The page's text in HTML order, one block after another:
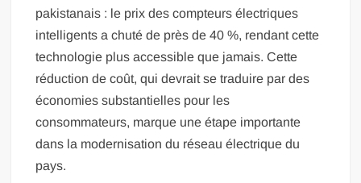
pakistanais : le prix des compteurs électriques
intelligents a chuté de près de 40 %, rendant cette
technologie plus accessible que jamais. Cette
réduction de coût, qui devrait se traduire par des
économies substantielles pour les
consommateurs, marque une étape importante
dans la modernisation du réseau électrique du
pays.